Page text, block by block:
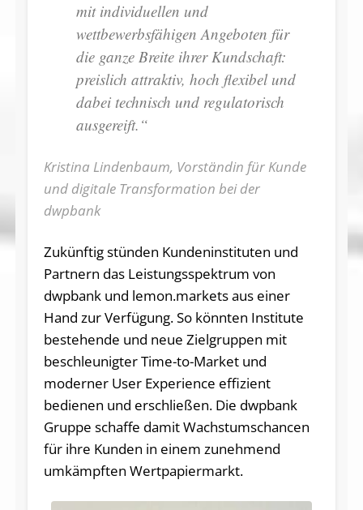
mit individuellen und
wettbewerbsfähigen Angeboten für
die ganze Breite ihrer Kundschaft:
preislich attraktiv, hoch flexibel und
dabei technisch und regulatorisch
ausgereift.“
Kristina Lindenbaum, Vorständin für Kunde
und digitale Transformation bei der
dwpbank
Zukünftig stünden Kundeninstituten und
Partnern das Leistungsspektrum von
dwpbank und lemon.markets aus einer
Hand zur Verfügung. So könnten Institute
bestehende und neue Zielgruppen mit
beschleunigter Time-to-Market und
moderner User Experience effizient
bedienen und erschließen. Die dwpbank
Gruppe schaffe damit Wachstumschancen
für ihre Kunden in einem zunehmend
umkämpften Wertpapiermarkt.